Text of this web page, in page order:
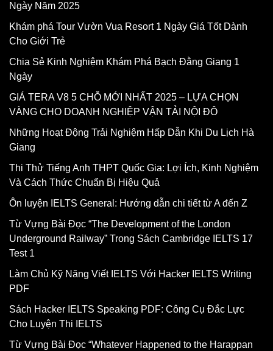
Ngày Năm 2025
Khám phá Tour Vườn Vua Resort 1 Ngày Giá Tốt Dành
Cho Giới Trẻ
Chia Sẻ Kinh Nghiệm Khám Phá Bạch Đằng Giang 1
Ngày
GIÁ TERA V8 5 CHỖ MỚI NHẤT 2025 – LỰA CHỌN
VÀNG CHO DOANH NGHIỆP VẬN TẢI NỘI ĐÔ
Những Hoạt Động Trải Nghiệm Hấp Dẫn Khi Du Lịch Hà
Giang
Thi Thử Tiếng Anh THPT Quốc Gia: Lợi Ích, Kinh Nghiệm
Và Cách Thức Chuẩn Bị Hiệu Quả
Ôn luyện IELTS General: Hướng dẫn chi tiết từ A đến Z
Từ Vựng Bài Đọc “The Development of the London
Underground Railway” Trong Sách Cambridge IELTS 17
Test 1
Làm Chủ Kỹ Năng Viết IELTS Với Hacker IELTS Writing
PDF
Sách Hacker IELTS Speaking PDF: Công Cụ Đắc Lực
Cho Luyện Thi IELTS
Từ Vựng Bài Đọc “Whatever Happened to the Harappan